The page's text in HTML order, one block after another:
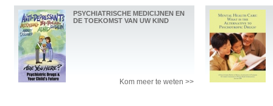
PSYCHIATRISCHE MEDICIJNEN EN
DE TOEKOMST VAN UW KIND
Kom meer te weten >>